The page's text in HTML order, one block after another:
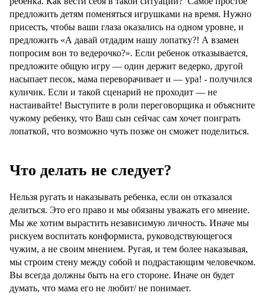
предложить детям поменяться игрушками на время. Нужно
присесть, чтобы ваши глаза оказались на одном уровне, и
предложить «А давай отдадим нашу лопатку?! А взамен
попросим вон то ведерочко?». Если ребенок отказывается,
предложите общую игру — один держит ведерко, другой
насыпает песок, мама переворачивает и — ура! - получился
куличик. Если и такой сценарий не проходит — не
настаивайте! Выступите в роли переговорщика и объясните
чужому ребенку, что Ваш сын сейчас сам хочет поиграть
лопаткой, что возможно чуть позже он сможет поделиться.
Что делать не следует?
Нельзя ругать и наказывать ребенка, если он отказался
делиться. Это его право и мы обязаны уважать его мнение.
Мы же хотим вырастить независимую личность. Иначе мы
рискуем воспитать конформиста, руководствующегося
чужим, а не своим мнением. Ругая, и тем более наказывая,
мы строим стену между собой и подрастающим человечком.
Вы всегда должны быть на его стороне. Иначе он будет
думать, что мама его не любит/ не понимает.